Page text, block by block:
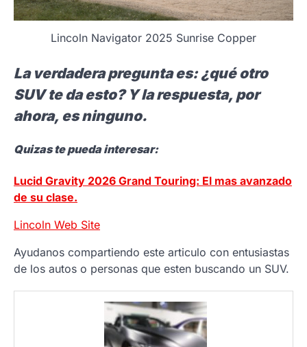
Lincoln Navigator 2025 Sunrise Copper
La verdadera pregunta es: ¿qué otro
SUV te da esto? Y la respuesta, por
ahora, es ninguno.
Quizas te pueda interesar:
Lucid Gravity 2026 Grand Touring: El mas avanzado
de su clase.
Lincoln Web Site
Ayudanos compartiendo este articulo con entusiastas
de los autos o personas que esten buscando un SUV.